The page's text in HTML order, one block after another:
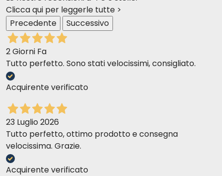
Clicca qui per leggerle tutte >
Precedente
Successivo
2 Giorni Fa
Tutto perfetto. Sono stati velocissimi, consigliato.
Acquirente verificato
23 Luglio 2026
Tutto perfetto, ottimo prodotto e consegna
velocissima. Grazie.
Acquirente verificato